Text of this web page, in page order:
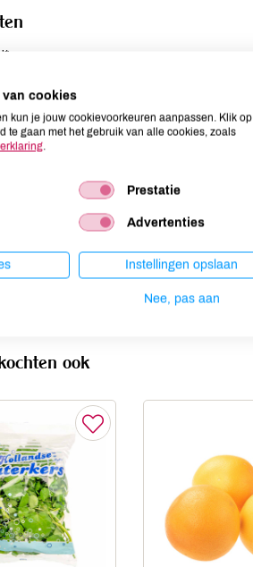
kan bevatten
niet aanwezig
niet aanwezig
niet aanwezig
aanwezig
ook
cookies
kun je jouw cookievoorkeuren aanpassen. Klik op
te gaan met het gebruik van alle cookies, zoals
.
Prestatie
Advertenties
Instellingen opslaan
Nee, pas aan